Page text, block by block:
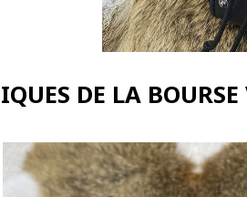
DE LA